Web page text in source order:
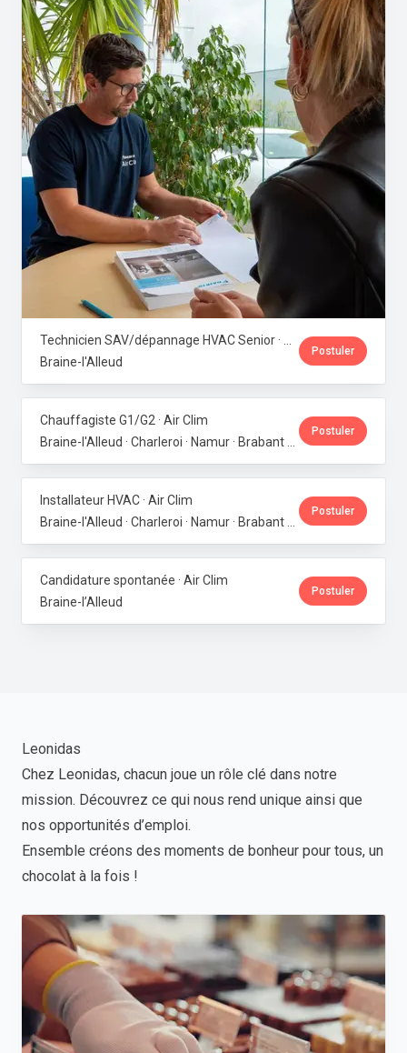
Braine-l'Alleud
Postuler
Chauffagiste G1/G2 · Air Clim
Postuler
Installateur HVAC · Air Clim
Postuler
Candidature spontanée · Air Clim
Braine-l’Alleud
Postuler
Leonidas
Chez Leonidas, chacun joue un rôle clé dans notre
mission. Découvrez ce qui nous rend unique ainsi que
nos opportunités d’emploi.
Ensemble créons des moments de bonheur pour tous, un
chocolat à la fois !